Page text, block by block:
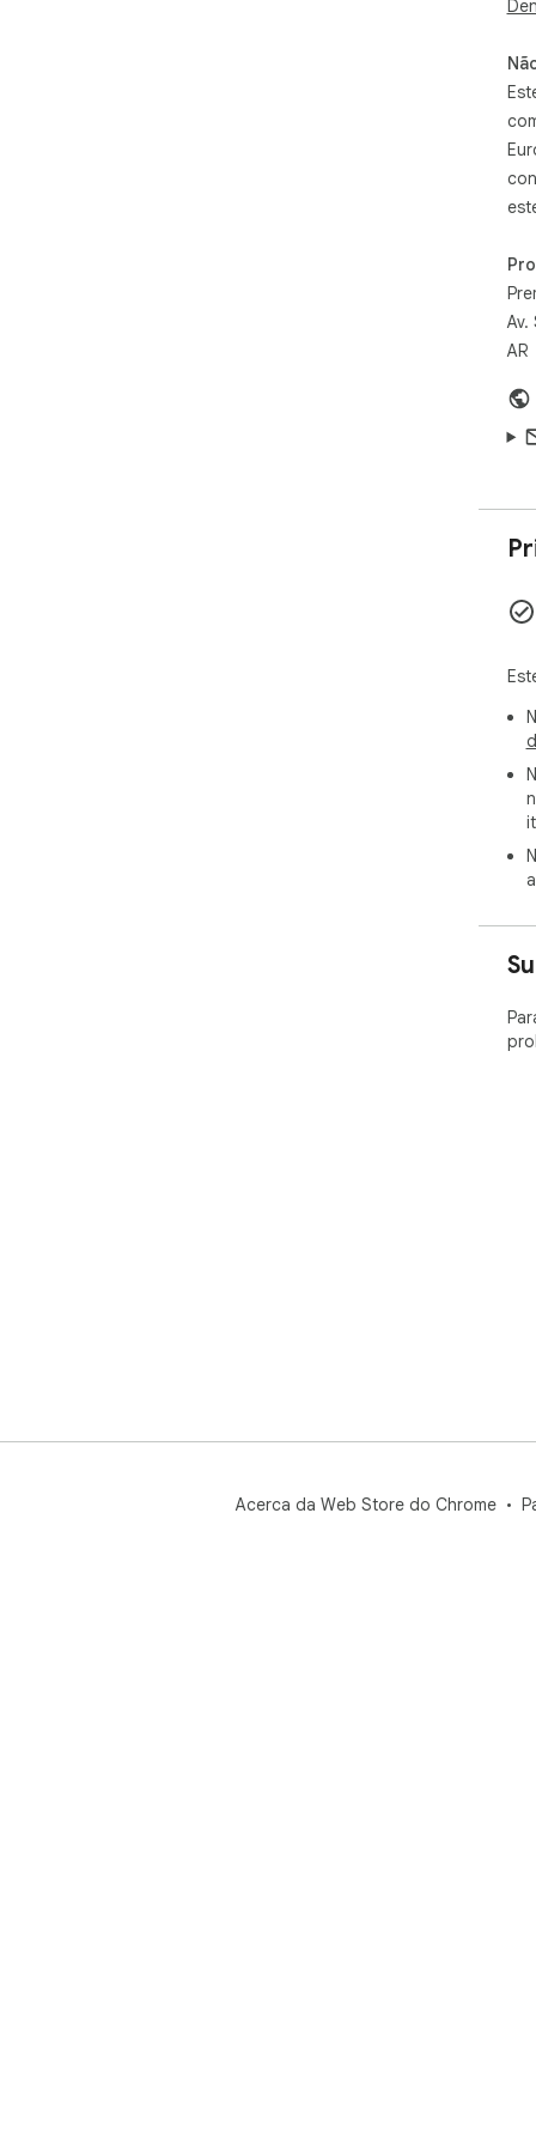
Av.
AR
Acerca da Web Store do Chrome